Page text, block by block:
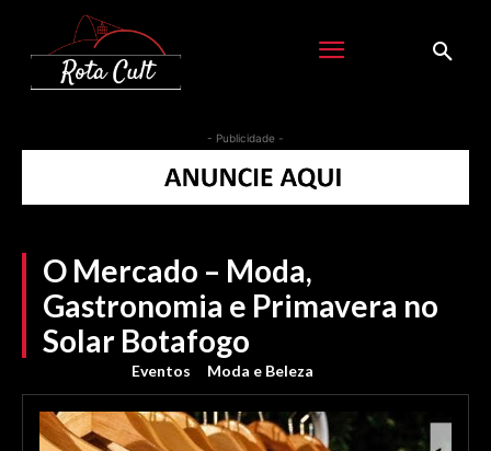
- Publicidade -
O Mercado – Moda,
Gastronomia e Primavera no
Solar Botafogo
Eventos Moda e Beleza